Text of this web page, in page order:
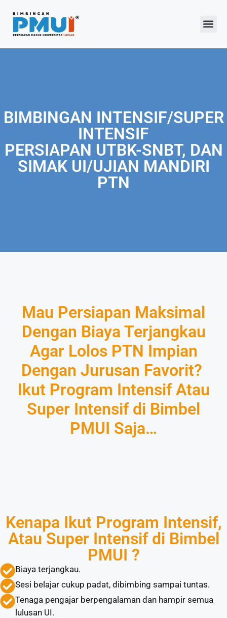
BIMBINGAN INTENSIF/SUPER
INTENSIF
PERSIAPAN UTBK-SNBT, DAN
SIMAK UI/UJIAN MANDIRI
PTN
Mau Persiapan Maksimal
Dengan Biaya Terjangkau
Agar Lolos PTN Impian
Dengan Jurusan Favorit?
Ikut Program Intensif Atau
Super Intensif di Bimbel
PMUI Saja…
Kenapa Ikut Program Intensif,
Atau Super Intensif di Bimbel
PMUI ?
Biaya terjangkau.
Sesi belajar cukup padat, dibimbing sampai tuntas.
Tenaga pengajar berpengalaman dan hampir semua
lulusan UI.